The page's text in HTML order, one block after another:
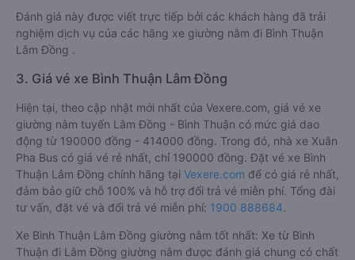
Đánh giá này được viết trực tiếp bởi các khách hàng đã trải
nghiệm dịch vụ của các hãng xe giường nằm đi Bình Thuận
Lâm Đồng .
3. Giá vé xe Bình Thuận Lâm Đồng
Hiện tại, theo cập nhật mới nhất của Vexere.com, giá vé xe
giường nằm tuyến Lâm Đồng - Bình Thuận có mức giá dao
động từ 190000 đồng - 414000 đồng. Trong đó, nhà xe Xuân
Pha Bus có giá vé rẻ nhất, chỉ 190000 đồng. Đặt vé xe Bình
Thuận Lâm Đồng chính hãng tại Vexere.com để có giá rẻ nhất,
đảm bảo giữ chỗ 100% và hỗ trợ đổi trả vé miễn phí. Tổng đài
tư vấn, đặt vé và đổi trả vé miễn phí: 1900 888684.
Xe Bình Thuận Lâm Đồng giường nằm tốt nhất: Xe từ Bình
Thuận đi Lâm Đồng giường nằm được đánh giá chung có chất